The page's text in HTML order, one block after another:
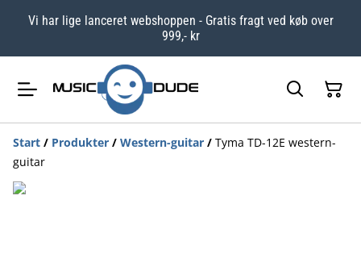
Vi har lige lanceret webshoppen - Gratis fragt ved køb over
999,- kr
Start / Produkter / Western-guitar / Tyma TD-12E western-
guitar